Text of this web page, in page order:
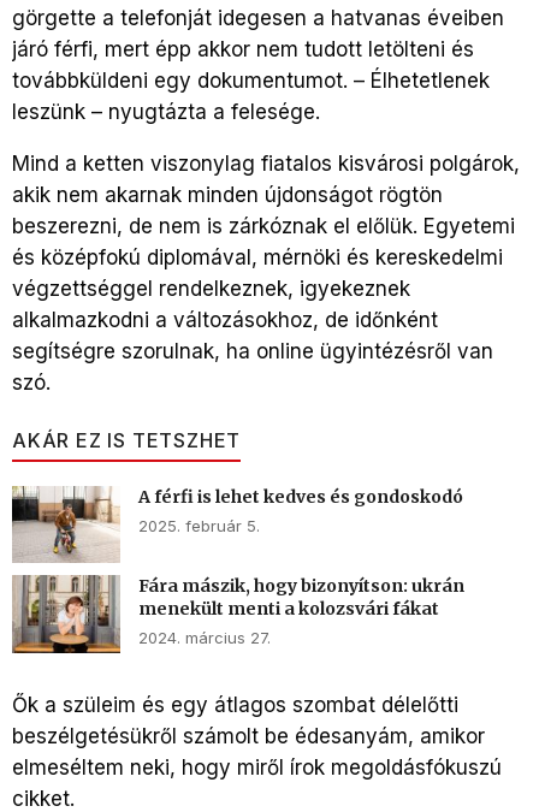
görgette a telefonját idegesen a hatvanas éveiben
járó férfi, mert épp akkor nem tudott letölteni és
továbbküldeni egy dokumentumot. – Élhetetlenek
leszünk – nyugtázta a felesége.
Mind a ketten viszonylag fiatalos kisvárosi polgárok,
akik nem akarnak minden újdonságot rögtön
beszerezni, de nem is zárkóznak el előlük. Egyetemi
és középfokú diplomával, mérnöki és kereskedelmi
végzettséggel rendelkeznek, igyekeznek
alkalmazkodni a változásokhoz, de időnként
segítségre szorulnak, ha online ügyintézésről van
szó.
AKÁR EZ IS TETSZHET
A férfi is lehet kedves és gondoskodó
2025. február 5.
Fára mászik, hogy bizonyítson: ukrán
menekült menti a kolozsvári fákat
2024. március 27.
Ők a szüleim és egy átlagos szombat délelőtti
beszélgetésükről számolt be édesanyám, amikor
elmeséltem neki, hogy miről írok megoldásfókuszú
cikket.